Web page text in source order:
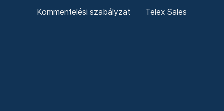
Kommentelési szabályzat Telex Sales